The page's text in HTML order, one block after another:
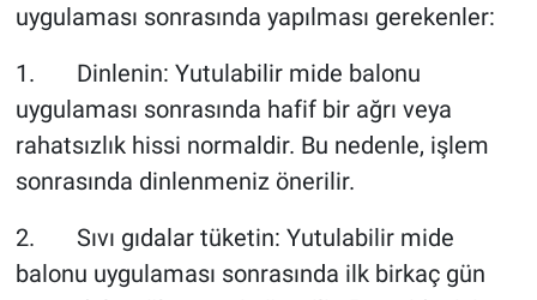
uygulaması sonrasında yapılması gerekenler:
1. Dinlenin: Yutulabilir mide balonu
uygulaması sonrasında hafif bir ağrı veya
rahatsızlık hissi normaldir. Bu nedenle, işlem
sonrasında dinlenmeniz önerilir.
2. Sıvı gıdalar tüketin: Yutulabilir mide
balonu uygulaması sonrasında ilk birkaç gün